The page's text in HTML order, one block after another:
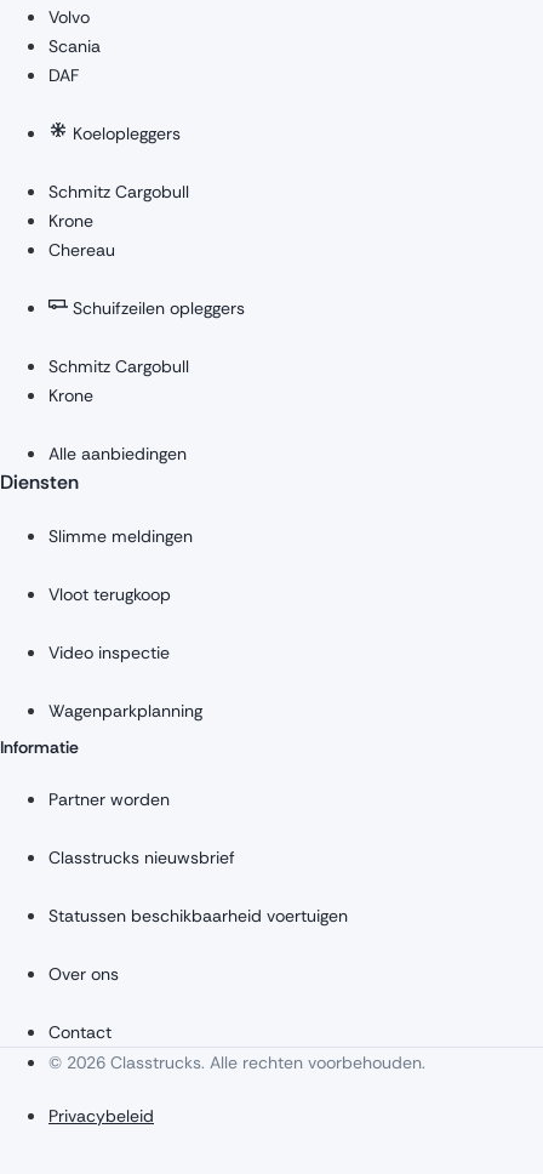
Volvo
Scania
DAF
Koelopleggers
Schmitz Cargobull
Krone
Chereau
Schuifzeilen opleggers
Schmitz Cargobull
Krone
Alle aanbiedingen
Diensten
Slimme meldingen
Vloot terugkoop
Video inspectie
Wagenparkplanning
Informatie
Partner worden
Classtrucks nieuwsbrief
Statussen beschikbaarheid voertuigen
Over ons
Contact
© 2026 Classtrucks. Alle rechten voorbehouden.
Privacybeleid